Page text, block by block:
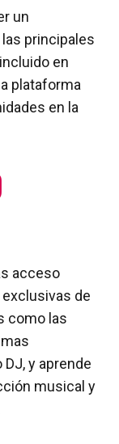
un
principales
en
plataforma
en la
acceso
de
como las
y aprende
musical y